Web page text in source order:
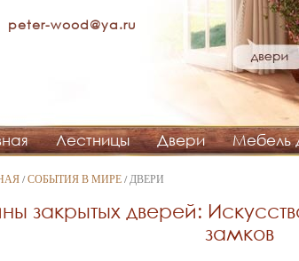
peter-wood@ya.ru
Лестницы Двери Мебель
/СОБЫТИЯ В МИРЕ/ ДВЕРИ
закрытых дверей:
замков